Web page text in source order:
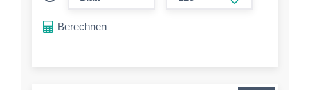
form.increase-
Berechnen